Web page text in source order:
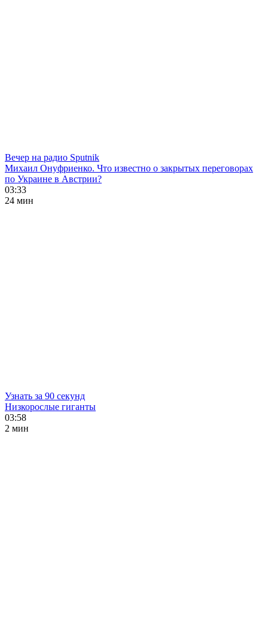
Вечер на радио Sputnik
Михаил Онуфриенко. Что известно о закрытых переговорах
по Украине в Австрии?
03:33
24 мин
Узнать за 90 секунд
Низкорослые гиганты
03:58
2 мин